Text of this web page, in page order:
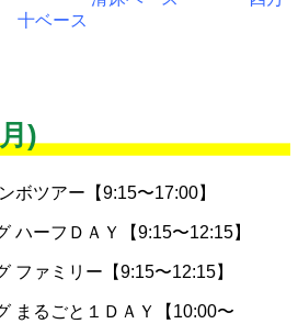
十ベース
)
ボツアー【9:15〜17:00】
ハーフＤＡＹ【9:15〜12:15】
ファミリー【9:15〜12:15】
まるごと１ＤＡＹ【10:00〜